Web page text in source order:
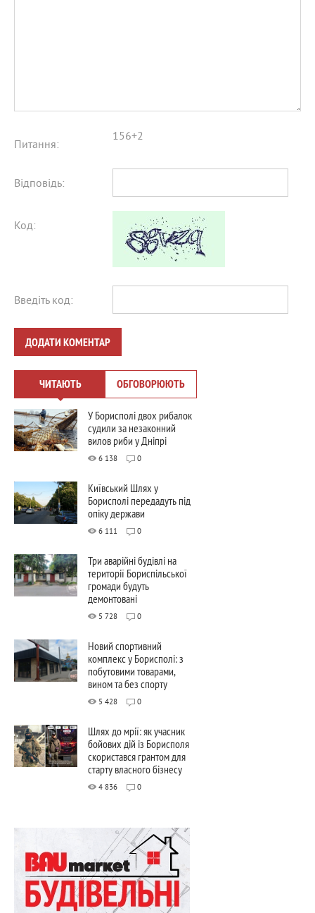
Питання:
156+2
Відповідь:
Код:
Введіть код:
ДОДАТИ КОМЕНТАР
ЧИТАЮТЬ ОБГОВОРЮЮТЬ
У Борисполі двох рибалок
судили за незаконний
вилов риби у Дніпрі
6 138 0
Київський Шлях у
Борисполі передадуть під
опіку держави
6 111 0
Три аварійні будівлі на
території Бориспільської
громади будуть
демонтовані
5 728 0
Новий спортивний
комплекс у Борисполі: з
побутовими товарами,
вином та без спорту
5 428 0
Шлях до мрії: як учасник
бойових дій із Борисполя
скористався грантом для
старту власного бізнесу
4 836 0